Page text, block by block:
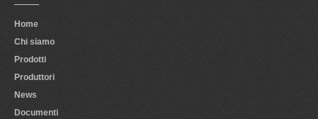
Home
Chi siamo
Prodotti
Produttori
News
Documenti